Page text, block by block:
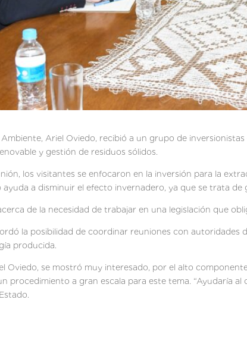
Ariel Oviedo, recibió a un grupo de
y gestión de residuos sólidos.
los visitantes se enfocaron en la inversión para la
a disminuir el efecto invernadero, ya que se trata de
de la necesidad de trabajar en una legislación que
la posibilidad de coordinar reuniones con
producida.
Oviedo, se mostró muy interesado, por el alto
procedimiento a gran escala para este tema. “Ayudaría